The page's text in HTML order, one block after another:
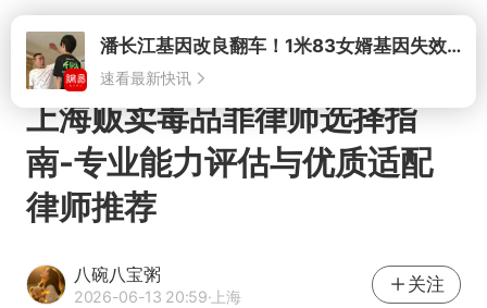
打开 潘长江基因改良翻车！1米83女婿基因失效，12岁外孙身高只到姥爷下巴
速看最新快讯
上海贩卖毒品罪律师选择指
南-专业能力评估与优质适配
律师推荐
八碗八宝粥
2026-06-13 20:59·上海
关注